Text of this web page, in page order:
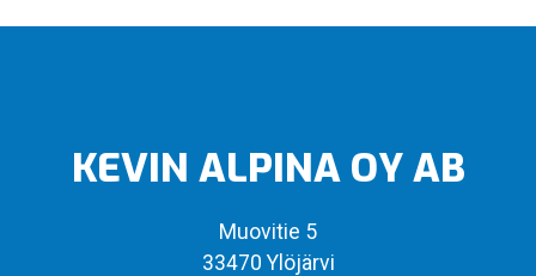
KEVIN ALPINA OY AB
Muovitie 5
33470 Ylöjärvi